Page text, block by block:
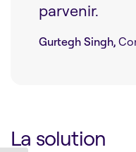
parvenir.
Gurtegh Singh,
La solution